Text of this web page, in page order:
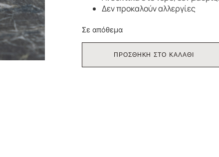
Δεν προκαλούν αλλεργίες
Σε απόθεμα
ΠΡΟΣΘΗΚΗ ΣΤΟ ΚΑΛΑΘΙ